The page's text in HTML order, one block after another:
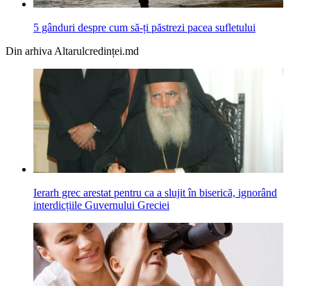
5 gânduri despre cum să-ți păstrezi pacea sufletului
Din arhiva Altarulcredinței.md
Ierarh grec arestat pentru ca a slujit în biserică, ignorând
interdicțiile Guvernului Greciei